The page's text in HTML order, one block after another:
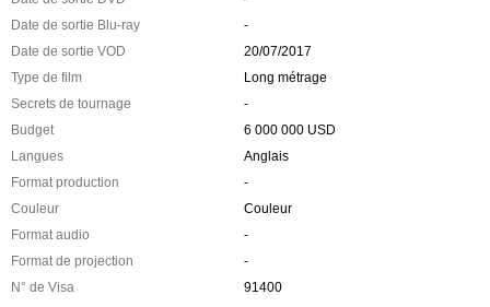
Date de sortie Blu-ray
-
Date de sortie VOD
20/07/2017
Type de film
Long métrage
Secrets de tournage
-
Budget
6 000 000 USD
Langues
Anglais
Format production
-
Couleur
Couleur
Format audio
-
Format de projection
-
N° de Visa
91400